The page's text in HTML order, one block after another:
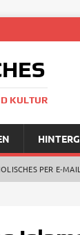
KULTUR
PER E‑MAIL